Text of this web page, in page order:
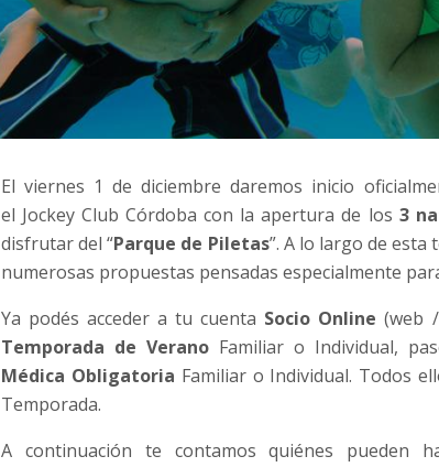
El viernes 1 de diciembre daremos inicio
el Jockey Club Córdoba con la apertura de los 3
disfrutar del “Parque de Piletas”. A lo largo de
numerosas propuestas pensadas especialmente
Ya podés acceder a tu cuenta Socio Online (web
Temporada de Verano Familiar o Individual,
Médica Obligatoria Familiar o Individual. Todos
Temporada.
A continuación te contamos quiénes pueden